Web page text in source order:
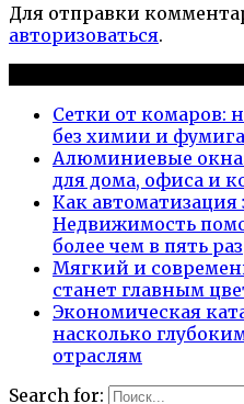
Для отправки
авторизоваться.
Сетки от комаров:
без химии и
Алюминиевые
для дома, офиса и
Как автоматизация
Недвижимость
более чем в пять раз
Мягкий и
станет главным
Экономическая
насколько
отраслям
Search for: